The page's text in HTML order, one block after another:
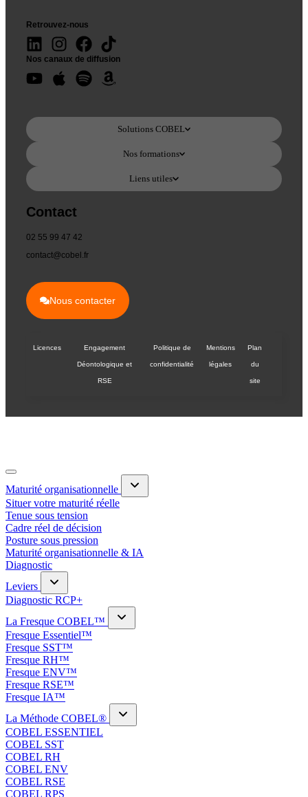
Retrouvez-nous
Nos canaux de diffusion
Solutions COBEL
Nos formations
Liens utiles
Contact
02 55 99 47 42
contact@cobel.fr
Nous contacter
Licences Engagement
Déontologique et
RSE
Politique de
confidentialité
Mentions
légales
Plan
du
site
Maturité organisationnelle
Situer votre maturité réelle
Tenue sous tension
Cadre réel de décision
Posture sous pression
Maturité organisationnelle & IA
Diagnostic
Leviers
Diagnostic RCP+
La Fresque COBEL™
Fresque Essentiel™
Fresque SST™
Fresque RH™
Fresque ENV™
Fresque RSE™
Fresque IA™
La Méthode COBEL®
COBEL ESSENTIEL
COBEL SST
COBEL RH
COBEL ENV
COBEL RSE
COBEL RPS